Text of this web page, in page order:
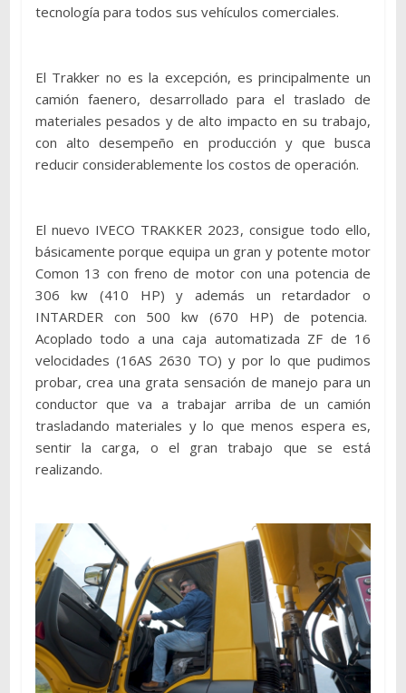
tecnología para todos sus vehículos comerciales.
El Trakker no es la excepción, es principalmente un
camión faenero, desarrollado para el traslado de
materiales pesados y de alto impacto en su trabajo,
con alto desempeño en producción y que busca
reducir considerablemente los costos de operación.
El nuevo IVECO TRAKKER 2023, consigue todo ello,
básicamente porque equipa un gran y potente motor
Comon 13 con freno de motor con una potencia de
306 kw (410 HP) y además un retardador o
INTARDER con 500 kw (670 HP) de potencia.
Acoplado todo a una caja automatizada ZF de 16
velocidades (16AS 2630 TO) y por lo que pudimos
probar, crea una grata sensación de manejo para un
conductor que va a trabajar arriba de un camión
trasladando materiales y lo que menos espera es,
sentir la carga, o el gran trabajo que se está
realizando.